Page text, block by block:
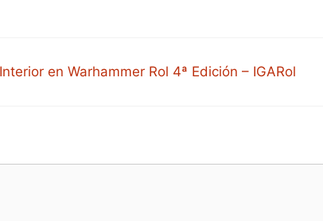
en Warhammer Rol 4ª Edición – IGARol